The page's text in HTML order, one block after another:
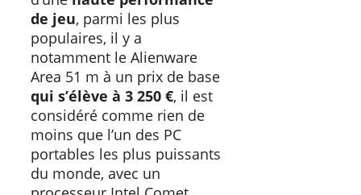
de jeu, parmi les plus
populaires, il y a
notamment le Alienware
Area 51 m à un prix de base
qui s’élève à 3 250 €, il est
considéré comme rien de
moins que l’un des PC
portables les plus puissants
du monde, avec un